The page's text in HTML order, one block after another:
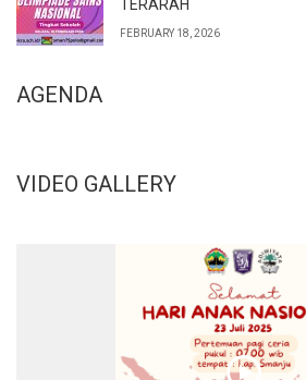
TERARAH
FEBRUARY 18, 2026
AGENDA
VIDEO GALLERY